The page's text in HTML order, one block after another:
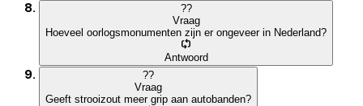
??
Vraag
Hoeveel oorlogsmonumenten zijn er ongeveer in Nederland?
Antwoord
??
Vraag
Geeft strooizout meer grip aan autobanden?